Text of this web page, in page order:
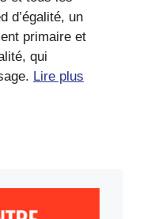
d’égalité, un
primaire et
qui
Lire plus